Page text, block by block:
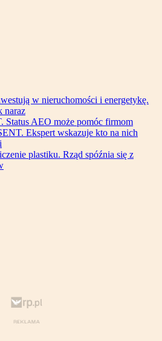
w nieruchomości i energetykę.
naraz
Status AEO może pomóc firmom
Ekspert wskazuje kto na nich
plastiku. Rząd spóźnia się z